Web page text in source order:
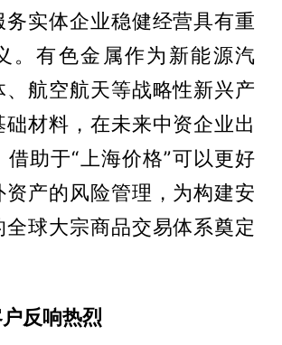
务实体企业稳健经营具有重
。有色金属作为新能源汽
、航空航天等战略性新兴产
础材料，在未来中资企业出
借助于“上海价格”可以更好
资产的风险管理，为构建安
全球大宗商品交易体系奠定
反响热烈